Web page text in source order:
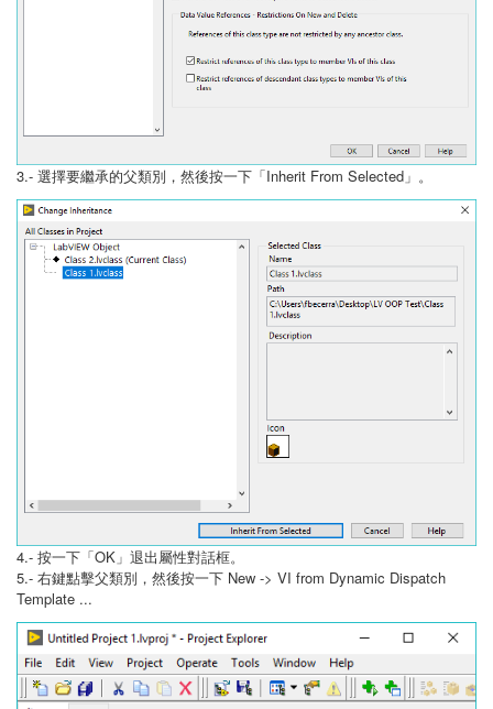
3.- 選擇要繼承的父類別，然後按一下「Inherit From Selected」。
4.- 按一下「OK」退出屬性對話框。
5.- 右鍵點擊父類別，然後按一下 New -> VI from Dynamic Dispatch
Template ...